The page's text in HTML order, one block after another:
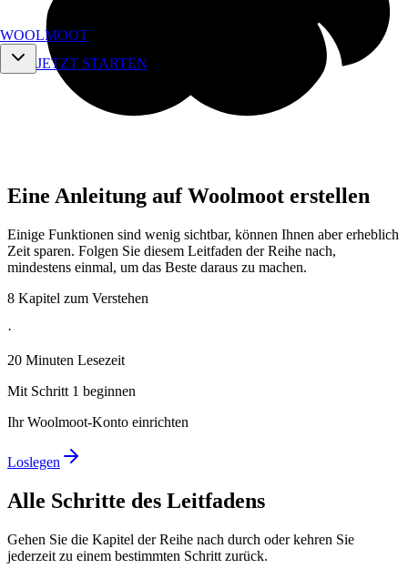
WOOLMOOT
JETZT STARTEN
Eine Anleitung auf Woolmoot erstellen
Einige Funktionen sind wenig sichtbar, können Ihnen aber erheblich
Zeit sparen. Folgen Sie diesem Leitfaden der Reihe nach,
mindestens einmal, um das Beste daraus zu machen.
8 Kapitel zum Verstehen
·
20 Minuten Lesezeit
Mit Schritt 1 beginnen
Ihr Woolmoot-Konto einrichten
Loslegen
Alle Schritte des Leitfadens
Gehen Sie die Kapitel der Reihe nach durch oder kehren Sie
jederzeit zu einem bestimmten Schritt zurück.